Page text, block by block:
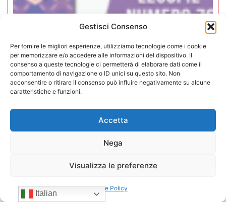
Gestisci Consenso
Per fornire le migliori esperienze, utilizziamo tecnologie come i cookie
per memorizzare e/o accedere alle informazioni del dispositivo. Il
consenso a queste tecnologie ci permetterà di elaborare dati come il
comportamento di navigazione o ID unici su questo sito. Non
acconsentire o ritirare il consenso può influire negativamente su alcune
caratteristiche e funzioni.
Accetta
Nega
Visualizza le preferenze
Cookie Policy
Rivista Vending News – Leggi il
numero 76
Carica altri
Italian